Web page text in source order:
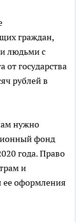
граждан,
людьми с
государства
рублей в
нужно
фонд
года. Право
и
ее оформления